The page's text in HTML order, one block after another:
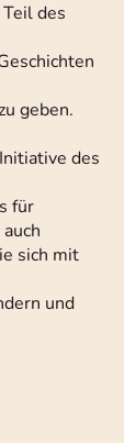
des
geben.
des
für
sich mit
und